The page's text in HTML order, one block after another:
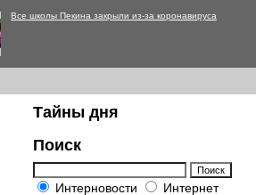
Все школы Пекина закрыли из-за коронавируса
Тайны дня
Поиск
Интерновости Интернет